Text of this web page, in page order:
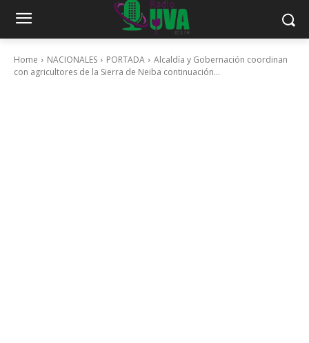
Home NACIONALES PORTADA
Alcaldía y Gobernación coordinan
con agricultores de la Sierra de Neiba continuación...